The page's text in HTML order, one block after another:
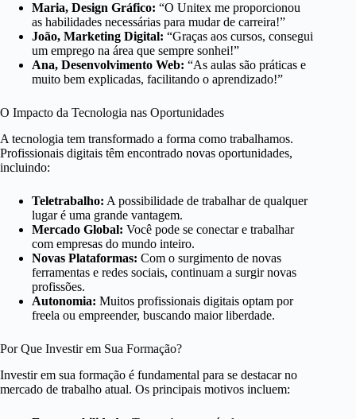
Maria, Design Gráfico: “O Unitex me proporcionou
as habilidades necessárias para mudar de carreira!”
João, Marketing Digital: “Graças aos cursos, consegui
um emprego na área que sempre sonhei!”
Ana, Desenvolvimento Web: “As aulas são práticas e
muito bem explicadas, facilitando o aprendizado!”
O Impacto da Tecnologia nas Oportunidades
A tecnologia tem transformado a forma como trabalhamos.
Profissionais digitais têm encontrado novas oportunidades,
incluindo:
Teletrabalho: A possibilidade de trabalhar de qualquer
lugar é uma grande vantagem.
Mercado Global: Você pode se conectar e trabalhar
com empresas do mundo inteiro.
Novas Plataformas: Com o surgimento de novas
ferramentas e redes sociais, continuam a surgir novas
profissões.
Autonomia: Muitos profissionais digitais optam por
freela ou empreender, buscando maior liberdade.
Por Que Investir em Sua Formação?
Investir em sua formação é fundamental para se destacar no
mercado de trabalho atual. Os principais motivos incluem: